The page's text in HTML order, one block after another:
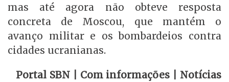
mas até agora não obteve resposta
concreta de Moscou, que mantém o
avanço militar e os bombardeios contra
cidades ucranianas.
Portal SBN | Com informações | Notícias